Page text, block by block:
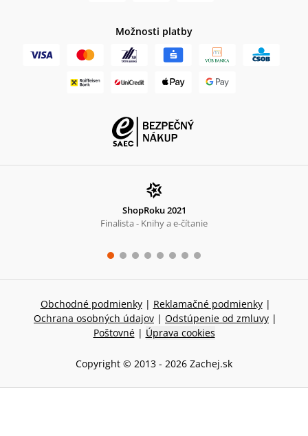
Možnosti platby
ShopRoku 2021
Finalista - Knihy a e-čítanie
Obchodné podmienky | Reklamačné podmienky |
Ochrana osobných údajov | Odstúpenie od zmluvy |
Poštovné | Úprava cookies
Copyright © 2013 - 2026 Zachej.sk